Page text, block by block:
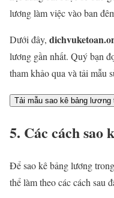
lương làm việc vào ban
Dưới đây,
lương gần nhất. Quý bạn
tham khảo qua và tải mẫu
Tải mẫu sao kê bảng lương
5. Các cách sao
Để sao kê bảng lương
thể làm theo các cách sau